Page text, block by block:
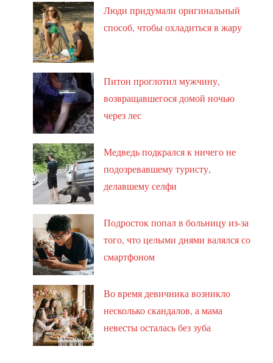
Люди придумали оригинальный
способ, чтобы охладиться в жару
Питон проглотил мужчину,
возвращавшегося домой ночью
через лес
Медведь подкрался к ничего не
подозревавшему туристу,
делавшему селфи
Подросток попал в больницу из-за
того, что целыми днями валялся со
смартфоном
Во время девичника возникло
несколько скандалов, а мама
невесты осталась без зуба